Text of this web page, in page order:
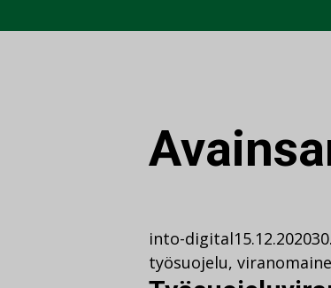
into-digital15.12.2020
työsuojelu,